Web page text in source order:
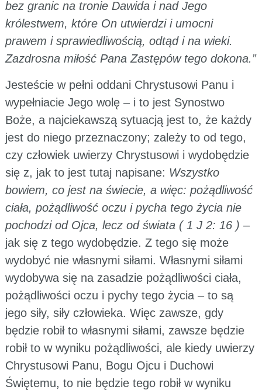
bez granic na tronie Dawida i nad Jego
królestwem, które On utwierdzi i umocni
prawem i sprawiedliwością, odtąd i na wieki.
Zazdrosna miłość Pana Zastępów tego dokona.”
Jesteście w pełni oddani Chrystusowi Panu i
wypełniacie Jego wolę – i to jest Synostwo
Boże, a najciekawszą sytuacją jest to, że każdy
jest do niego przeznaczony; zależy to od tego,
czy człowiek uwierzy Chrystusowi i wydobędzie
się z, jak to jest tutaj napisane: Wszystko
bowiem, co jest na świecie, a więc: pożądliwość
ciała, pożądliwość oczu i pycha tego życia nie
pochodzi od Ojca, lecz od świata ( 1 J 2: 16 ) –
jak się z tego wydobędzie. Z tego się może
wydobyć nie własnymi siłami. Własnymi siłami
wydobywa się na zasadzie pożądliwości ciała,
pożądliwości oczu i pychy tego życia – to są
jego siły, siły człowieka. Więc zawsze, gdy
będzie robił to własnymi siłami, zawsze będzie
robił to w wyniku pożądliwości, ale kiedy uwierzy
Chrystusowi Panu, Bogu Ojcu i Duchowi
Świętemu, to nie będzie tego robił w wyniku